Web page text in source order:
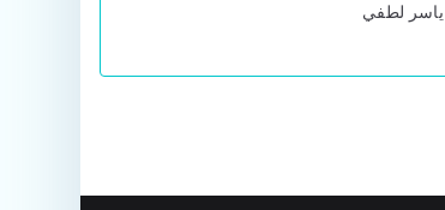
ياسر لطفي